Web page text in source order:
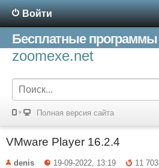
Войти
Бесплатные программы
zoomexe.net
Полная версия сайта
VMware Player 16.2.4
denis 19-09-2022, 13:19
11 703